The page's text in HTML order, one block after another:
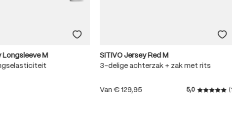
4.8 van 5 sterren
Longsleeve M
SITIVO Jersey Red M
3-delige achterzak + zak met rits
Van€ 129,95 5,0